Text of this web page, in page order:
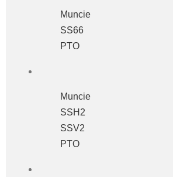
Muncie
SS66
PTO
Muncie
SSH2
SSV2
PTO